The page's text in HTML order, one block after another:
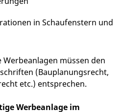
in Schaufenstern und
müssen den
(Bauplanungsrecht,
etc.) entsprechen.
Werbeanlage im